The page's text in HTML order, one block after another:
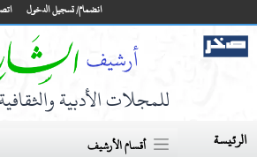
انضمام/ تسجيل الدخول
للمجلات الأدبية
الرئيسة أقسام الأرشيف